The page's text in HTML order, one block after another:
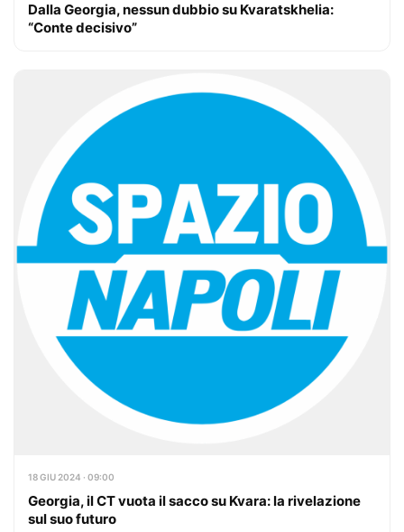
Dalla Georgia, nessun dubbio su Kvaratskhelia:
“Conte decisivo”
18 GIU 2024 · 09:00
Georgia, il CT vuota il sacco su Kvara: la rivelazione
sul suo futuro